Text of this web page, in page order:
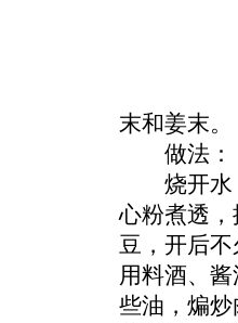
末和姜末。
做法：
烧开水，
心粉煮透
豆，开后
用料酒、
些油，煸